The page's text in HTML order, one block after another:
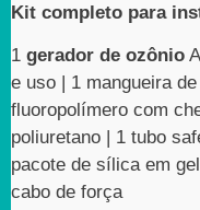
Kit completo para
1 gerador de ozônio
e uso | 1 mangueira
fluoropolímero com
poliuretano | 1 tubo
pacote de sílica em
cabo de força